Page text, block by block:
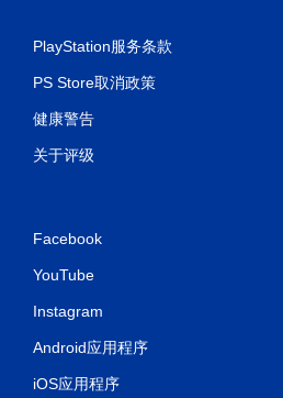
PlayStation服务条款
PS Store取消政策
健康警告
关于评级
Facebook
YouTube
Instagram
Android应用程序
iOS应用程序